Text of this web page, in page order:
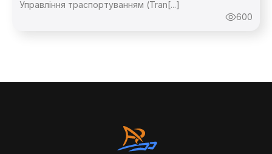
Управління траспортуванням (Tran[...]
600